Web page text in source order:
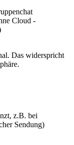
Cloud -
Das widerspricht
z.B. bei
Sendung)